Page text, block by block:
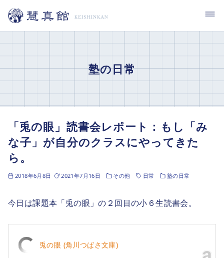
テ
塾の日常
「兎の眼」読書会レポート：もし「み
な子」が自分のクラスにやってきた
ら。
2018年6月8日 2021年7月16日 その他 日常 塾の日常
今日は課題本「兎の眼」の２回目の小６生読書会。
兎の眼 (角川つばさ文庫)